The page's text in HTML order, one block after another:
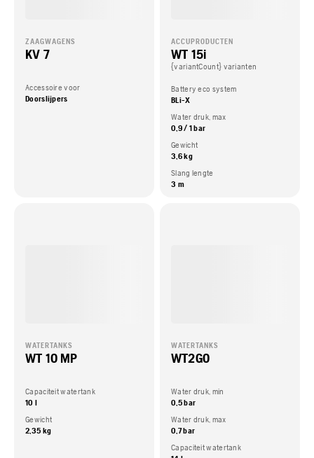
ZAAGWAGENS
KV 7
Accessoire voor
Doorslijpers
ACCUPRODUCTEN
WT 15i
{variantCount} varianten
Battery eco system
BLi-X
Water druk, max
0,9 / 1 bar
Gewicht
3,6 kg
Slang lengte
3 m
WATERTANKS
WT 10 MP
Capaciteit watertank
10 l
Gewicht
2,35 kg
WATERTANKS
WT2GO
Water druk, min
0,5 bar
Water druk, max
0,7 bar
Capaciteit watertank